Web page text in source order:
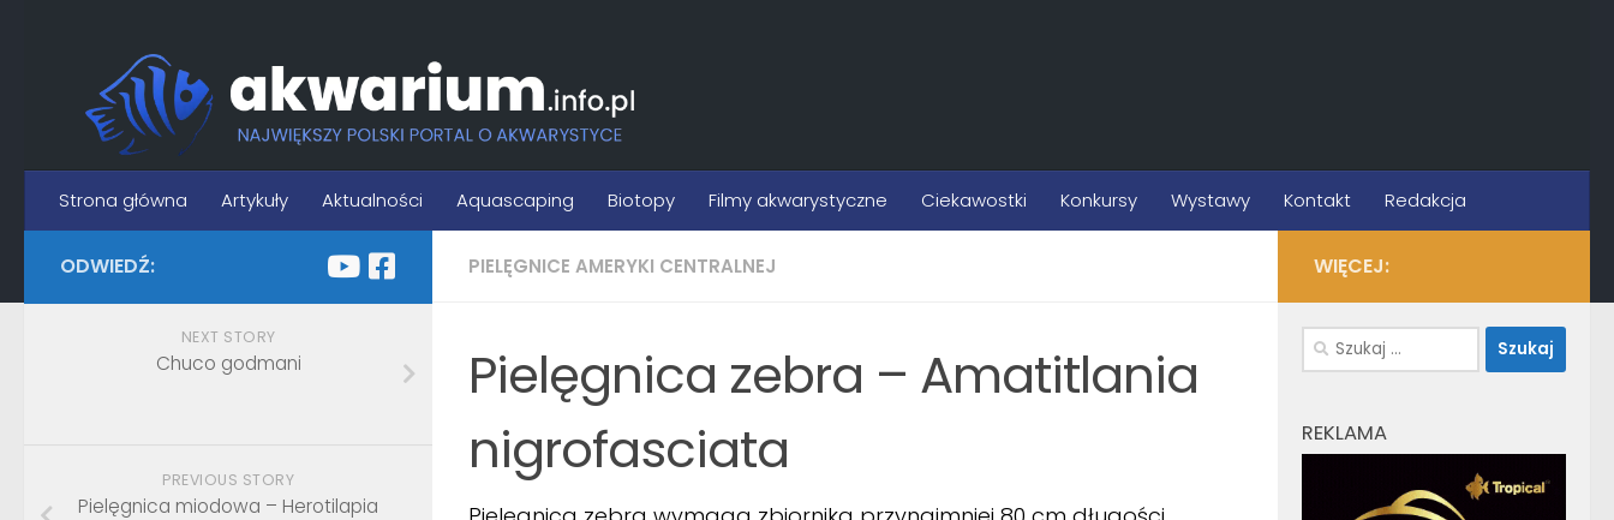
Strona główna Artykuły Aktualności Aquascaping Biotopy Filmy akwarystyczne Ciekawostki Konkursy Wystawy Kontakt Redakcja
PIELĘGNICE AMERYKI CENTRALNEJ
Pielęgnica zebra – Amatitlania
nigrofasciata
ODWIEDŹ:
NEXT STORY
Chuco godmani
PREVIOUS STORY
Pielęgnica miodowa – Herotilapia
WIĘCEJ:
Szukaj:
REKLAMA